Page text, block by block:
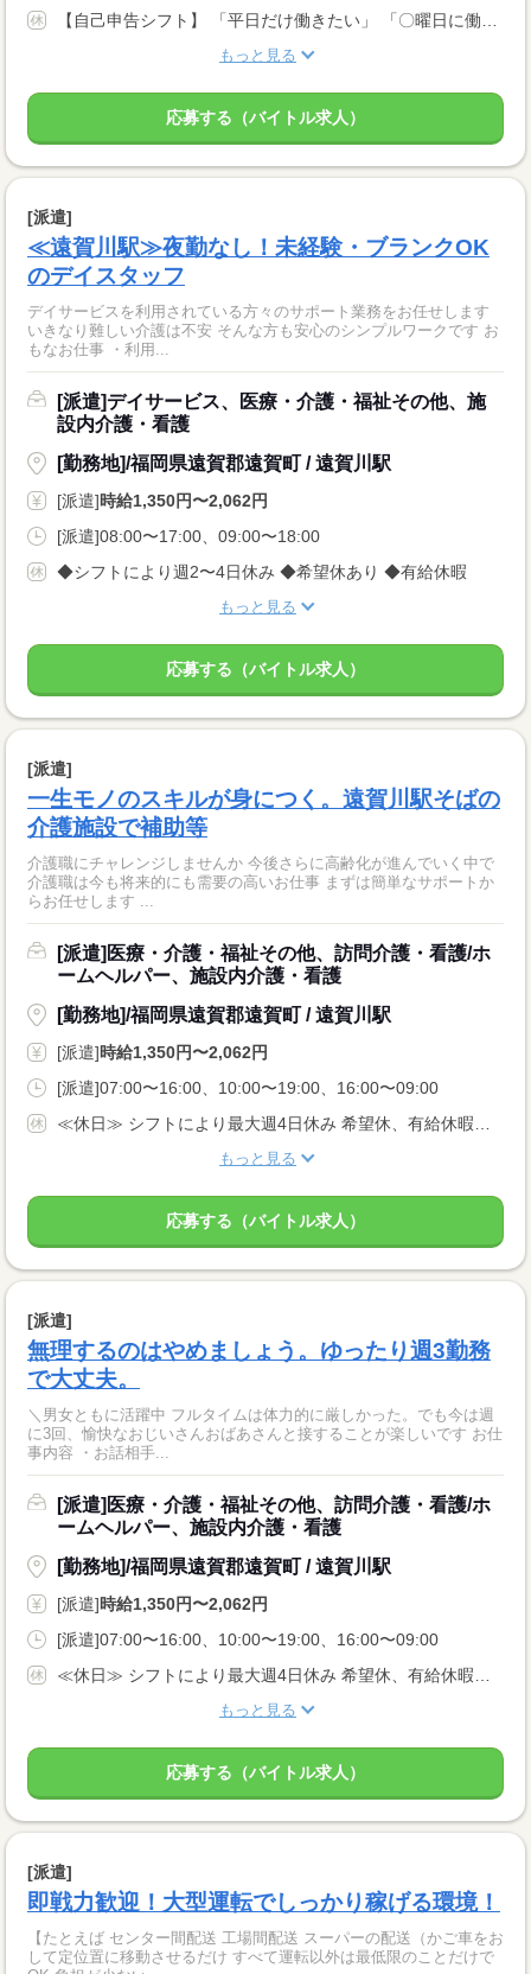
もっと見る
応募する（バイトル求人）
[派遣]
≪遠賀川駅≫夜勤なし！未経験・ブランクOK
のデイスタッフ
デイサービスを利用されている方々のサポート業務をお任せします
いきなり難しい介護は不安 そんな方も安心のシンプルワークです お
もなお仕事 ・利用...
[派遣]デイサービス、医療・介護・福祉その他、施
設内介護・看護
[勤務地]/福岡県遠賀郡遠賀町 / 遠賀川駅
[派遣]時給1,350円〜2,062円
[派遣]08:00〜17:00、09:00〜18:00
◆シフトにより週2〜4日休み ◆希望休あり ◆有給休暇
もっと見る
応募する（バイトル求人）
[派遣]
一生モノのスキルが身につく。遠賀川駅そばの
介護施設で補助等
介護職にチャレンジしませんか 今後さらに高齢化が進んでいく中で
介護職は今も将来的にも需要の高いお仕事 まずは簡単なサポートか
らお任せします ...
[派遣]医療・介護・福祉その他、訪問介護・看護/ホ
ームヘルパー、施設内介護・看護
[勤務地]/福岡県遠賀郡遠賀町 / 遠賀川駅
[派遣]時給1,350円〜2,062円
[派遣]07:00〜16:00、10:00〜19:00、16:00〜09:00
もっと見る
応募する（バイトル求人）
[派遣]
無理するのはやめましょう。ゆったり週3勤務
で大丈夫。
＼男女ともに活躍中 フルタイムは体力的に厳しかった。でも今は週
に3回、愉快なおじいさんおばあさんと接することが楽しいです お仕
事内容 ・お話相手...
[派遣]医療・介護・福祉その他、訪問介護・看護/ホ
ームヘルパー、施設内介護・看護
[勤務地]/福岡県遠賀郡遠賀町 / 遠賀川駅
[派遣]時給1,350円〜2,062円
[派遣]07:00〜16:00、10:00〜19:00、16:00〜09:00
もっと見る
応募する（バイトル求人）
[派遣]
即戦力歓迎！大型運転でしっかり稼げる環境！
【たとえば センター間配送 工場間配送 スーパーの配送（かご車をお
して定位置に移動させるだけ すべて運転以外は最低限のことだけで